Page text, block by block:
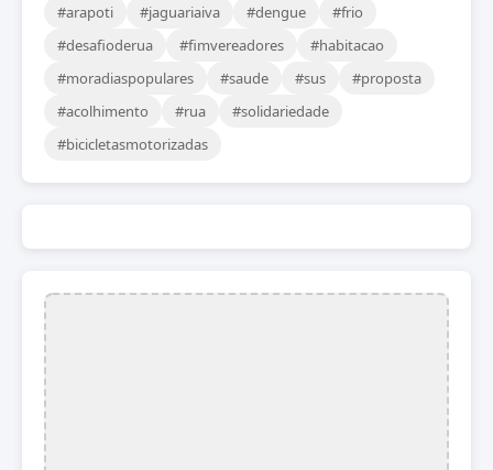
#arapoti #jaguariaiva #dengue
#frio
#desafioderua
#fimvereadores
#habitacao
#moradiaspopulares
#saude #sus
#proposta
#acolhimento
#rua
#solidariedade
#bicicletasmotorizadas